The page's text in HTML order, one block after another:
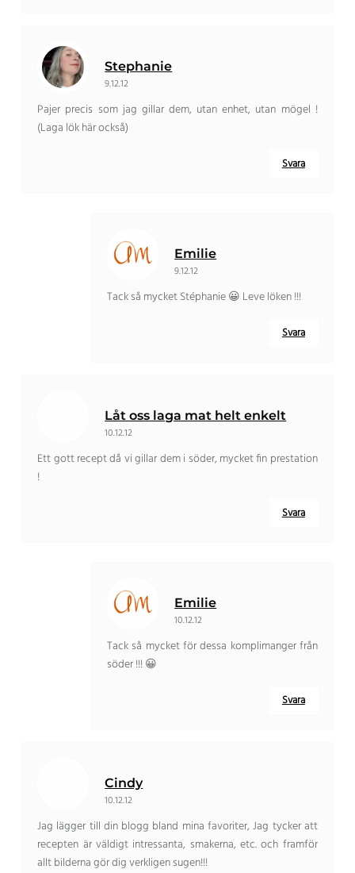
Stephanie
9.12.12
Pajer precis som jag gillar dem, utan enhet, utan mögel !
(Laga lök här också)
Svara
Emilie
9.12.12
Tack så mycket Stéphanie 😀 Leve löken !!!
Svara
Låt oss laga mat helt enkelt
10.12.12
Ett gott recept då vi gillar dem i söder, mycket fin prestation
!
Svara
Emilie
10.12.12
Tack så mycket för dessa komplimanger från
söder !!! 😀
Svara
Cindy
10.12.12
Jag lägger till din blogg bland mina favoriter, Jag tycker att
recepten är väldigt intressanta, smakerna, etc. och framför
allt bilderna gör dig verkligen sugen!!!